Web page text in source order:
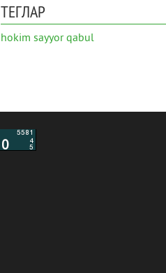
ТЕГЛАР
hokim sayyor qabul